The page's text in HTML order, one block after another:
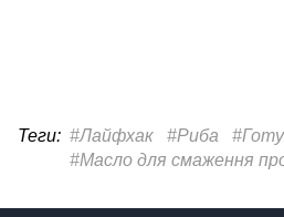
Теги: #Лайфхак #Риба
#Масло для смаження